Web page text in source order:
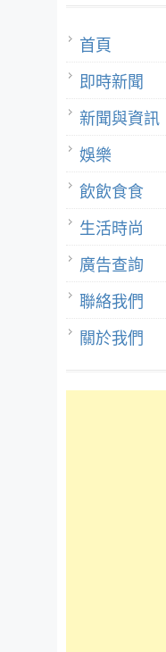
首頁
即時新聞
新聞與資訊
娛樂
飲飲食食
生活時尚
廣告查詢
聯絡我們
關於我們